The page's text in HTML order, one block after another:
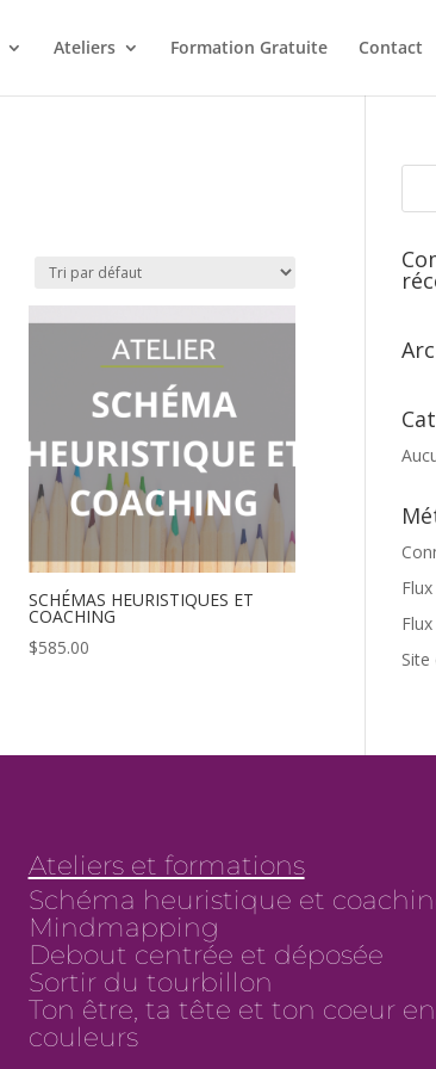
Ateliers Formation Gratuite Contact
SCHÉMAS HEURISTIQUES ET
COACHING
$585.00
Site
Ateliers et formations
Schéma heuristique et
Mindmapping
Debout centrée et déposée
Sortir du tourbillon
Ton être, ta tête et ton coeur
couleurs